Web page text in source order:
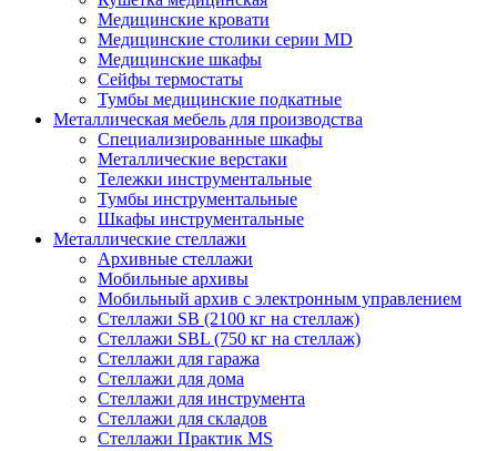
Медицинские кровати
Медицинские столики серии MD
Медицинские шкафы
Сейфы термостаты
Тумбы медицинские подкатные
Металлическая мебель для производства
Cпециализированные шкафы
Металлические верстаки
Тележки инструментальные
Тумбы инструментальные
Шкафы инструментальные
Металлические стеллажи
Архивные стеллажи
Мобильные архивы
Мобильный архив с электронным управлением
Стеллажи SB (2100 кг на стеллаж)
Стеллажи SBL (750 кг на стеллаж)
Стеллажи для гаража
Стеллажи для дома
Стеллажи для инструмента
Стеллажи для складов
Стеллажи Практик MS